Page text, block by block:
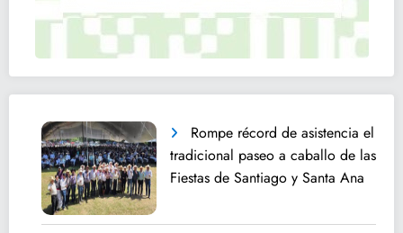
Rompe récord de asistencia el
tradicional paseo a caballo de las
Fiestas de Santiago y Santa Ana